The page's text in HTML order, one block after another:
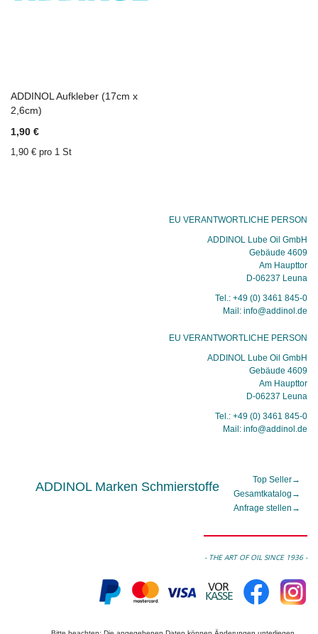
In den Einkaufswagen
ADDINOL Aufkleber (17cm x
2,6cm)
1,90 €
1,90 € pro 1 St
EU VERANTWORTLICHE PERSON
ADDINOL Lube Oil GmbH
Gebäude 4609
Am Haupttor
D-06237 Leuna
Tel.: +49 (0) 3461 845-0
Mail: info@addinol.de
EU VERANTWORTLICHE PERSON
ADDINOL Lube Oil GmbH
Gebäude 4609
Am Haupttor
D-06237 Leuna
Tel.: +49 (0) 3461 845-0
Mail: info@addinol.de
ADDINOL Marken Schmierstoffe Top Seller→
Gesamtkatalog →
Anfrage stellen →
- THE ART OF OIL SINCE 1936 -